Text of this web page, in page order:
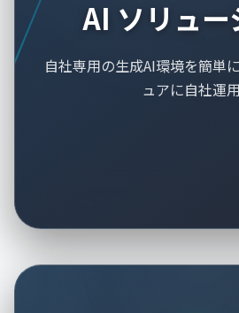
AI ソリュー
自社専用の生成AI環境を簡単
ュアに自社運用